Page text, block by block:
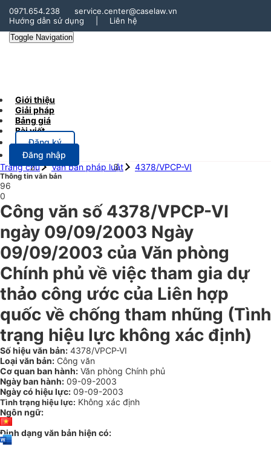
0971.654.238
service.center@caselaw.vn
Hướng dẫn sử dụng
Liên hệ
Toggle Navigation
Giới thiệu
Giải pháp
Bảng giá
Bài viết
Đăng ký
Đăng nhập
Trang chủ
Văn bản pháp luật 4378/VPCP-VI
Thông tin văn bản
96
0
Công văn số 4378/VPCP-VI
ngày 09/09/2003 Ngày
09/09/2003 của Văn phòng
Chính phủ về việc tham gia dự
thảo công ước của Liên hợp
quốc về chống tham nhũng (Tình
trạng hiệu lực không xác định)
Số hiệu văn bản: 4378/VPCP-VI
Loại văn bản: Công văn
Cơ quan ban hành: Văn phòng Chính phủ
Ngày ban hành: 09-09-2003
Ngày có hiệu lực: 09-09-2003
Tình trạng hiệu lực: Không xác định
Ngôn ngữ:
Định dạng văn bản hiện có: